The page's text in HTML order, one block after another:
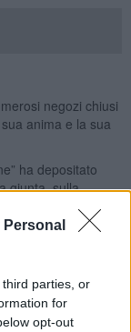
parties, or
for
opt-out
negozi chiusi
anima e la sua
ha depositato
giunta sulla
nel cuore della
che sta
non è solo un
e meno